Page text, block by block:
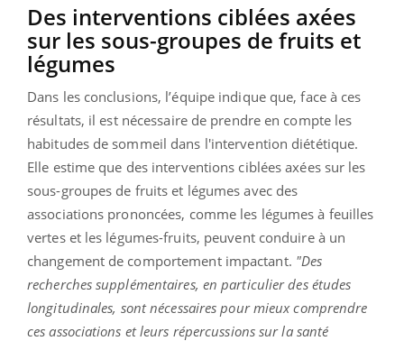
Des interventions ciblées axées
sur les sous-groupes de fruits et
légumes
Dans les conclusions, l’équipe indique que, face à ces
résultats, il est nécessaire de prendre en compte les
habitudes de sommeil dans l'intervention diététique.
Elle estime que des interventions ciblées axées sur les
sous-groupes de fruits et légumes avec des
associations prononcées, comme les légumes à feuilles
vertes et les légumes-fruits, peuvent conduire à un
changement de comportement impactant. "Des
recherches supplémentaires, en particulier des études
longitudinales, sont nécessaires pour mieux comprendre
ces associations et leurs répercussions sur la santé